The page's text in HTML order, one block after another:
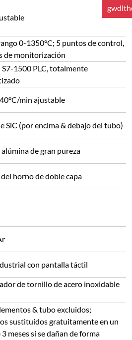
0-1350°C; 5 puntos de control,
de monitorización
S7-1500 PLC, totalmente
min ajustable
SiC (por encima & debajo del tubo)
de gran pureza
horno de doble capa
con pantalla táctil
de tornillo de acero inoxidable
& tubo excluidos;
sustituidos gratuitamente en un
3 meses si se dañan de forma